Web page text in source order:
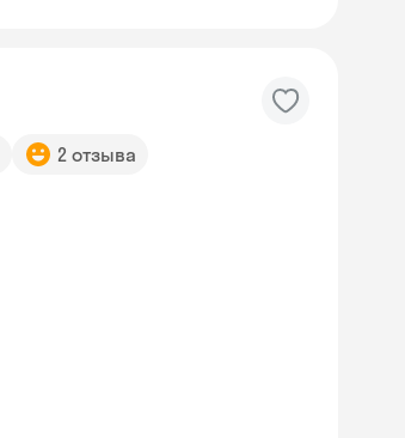
2 отзыва